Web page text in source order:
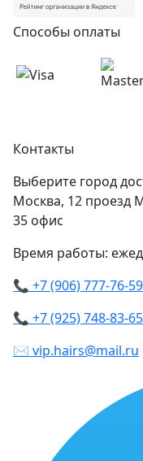
Способы оплаты
Контакты
Выберите город
Москва, 12 проезд
35 офис
Время работы:
📞 +7 (906) 777-76-59
📞 +7 (925) 748-83-65
✉ vip.hairs@mail.ru